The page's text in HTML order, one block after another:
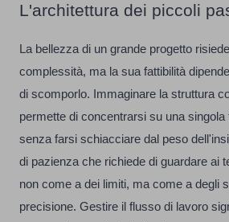
L'architettura dei piccoli
La bellezza di un grande progetto
complessità, ma la sua fattibilità
di scomporlo. Immaginare la struttura
permette di concentrarsi su una singola
senza farsi schiacciare dal peso
di pazienza che richiede di guardare ai
non come a dei limiti, ma come a degli
precisione. Gestire il flusso di lavoro